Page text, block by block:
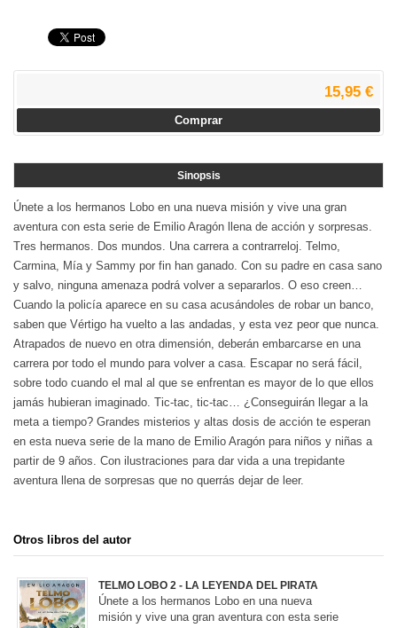
15,95 €
Comprar
Sinopsis
Únete a los hermanos Lobo en una nueva misión y vive una gran
aventura con esta serie de Emilio Aragón llena de acción y sorpresas.
Tres hermanos. Dos mundos. Una carrera a contrarreloj. Telmo,
Carmina, Mía y Sammy por fin han ganado. Con su padre en casa sano
y salvo, ninguna amenaza podrá volver a separarlos. O eso creen…
Cuando la policía aparece en su casa acusándoles de robar un banco,
saben que Vértigo ha vuelto a las andadas, y esta vez peor que nunca.
Atrapados de nuevo en otra dimensión, deberán embarcarse en una
carrera por todo el mundo para volver a casa. Escapar no será fácil,
sobre todo cuando el mal al que se enfrentan es mayor de lo que ellos
jamás hubieran imaginado. Tic-tac, tic-tac… ¿Conseguirán llegar a la
meta a tiempo? Grandes misterios y altas dosis de acción te esperan
en esta nueva serie de la mano de Emilio Aragón para niños y niñas a
partir de 9 años. Con ilustraciones para dar vida a una trepidante
aventura llena de sorpresas que no querrás dejar de leer.
Otros libros del autor
TELMO LOBO 2 - LA LEYENDA DEL PIRATA
Únete a los hermanos Lobo en una nueva
misión y vive una gran aventura con esta serie